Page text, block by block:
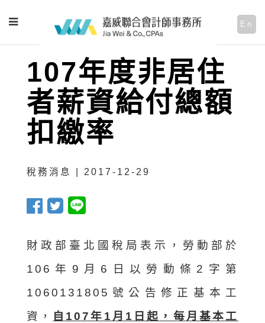
En
107年度非居住
者薪資給付總額
扣繳率
稅務消息 | 2017-12-29
財政部臺北國稅局表示，勞動部於
106年9月6日以勞動條2字第
1060131805號公告修正基本工
資，
自107年1月1日起，每月基本工